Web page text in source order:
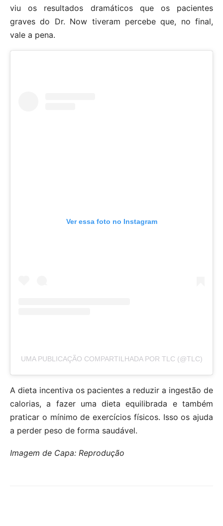
viu os resultados dramáticos que os pacientes
graves do Dr. Now tiveram percebe que, no final,
vale a pena.
Ver essa foto no Instagram
UMA PUBLICAÇÃO COMPARTILHADA POR TLC (@TLC)
A dieta incentiva os pacientes a reduzir a ingestão de
calorias, a fazer uma dieta equilibrada e também
praticar o mínimo de exercícios físicos. Isso os ajuda
a perder peso de forma saudável.
Imagem de Capa: Reprodução